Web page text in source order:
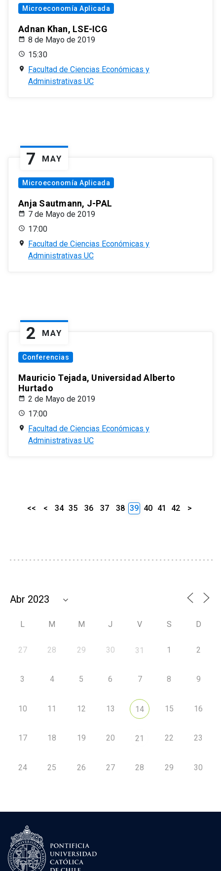
Microeconomía Aplicada
Adnan Khan, LSE-ICG
8 de Mayo de 2019
15:30
Facultad de Ciencias Económicas y
Administrativas UC
7 MAY
Microeconomía Aplicada
Anja Sautmann, J-PAL
7 de Mayo de 2019
17:00
Facultad de Ciencias Económicas y
Administrativas UC
2 MAY
Conferencias
Mauricio Tejada, Universidad Alberto
Hurtado
2 de Mayo de 2019
17:00
Facultad de Ciencias Económicas y
Administrativas UC
<< < 34 35 36 37 38 39 40 41 42 >
L M M J V S D
27 28 29 30 31 1 2
3 4 5 6 7 8 9
10 11 12 13 14 15 16
17 18 19 20 21 22 23
24 25 26 27 28 29 30